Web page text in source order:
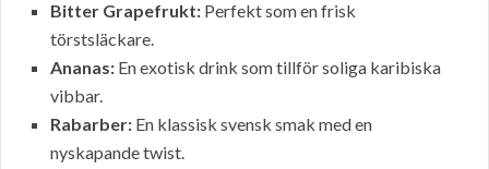
Bitter Grapefrukt: Perfekt som en frisk
törstsläckare.
Ananas: En exotisk drink som tillför soliga karibiska
vibbar.
Rabarber: En klassisk svensk smak med en
nyskapande twist.